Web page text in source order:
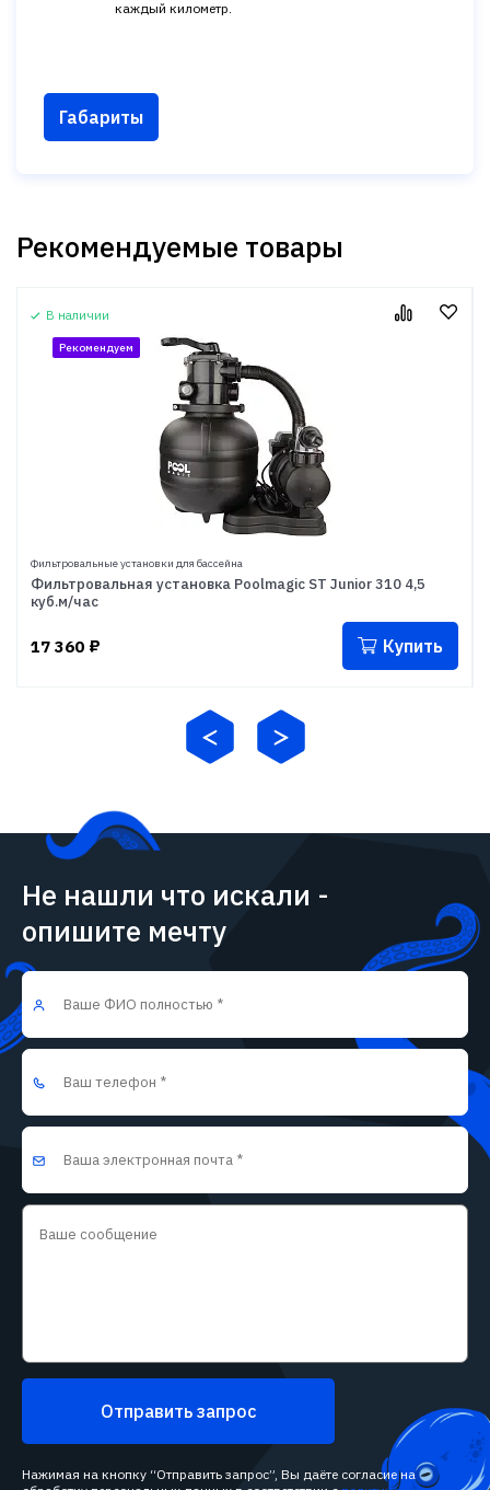
каждый километр.
Габариты
Рекомендуемые товары
В наличии
Рекомендуем
Фильтровальные установки для бассейна
Фильтровальная установка Poolmagic ST Junior 310 4,5
куб.м/час
17 360 ₽ Купить
Не нашли что искали -
опишите мечту
Отправить запрос
Нажимая на кнопку “Отправить запрос”, Вы даёте согласие на